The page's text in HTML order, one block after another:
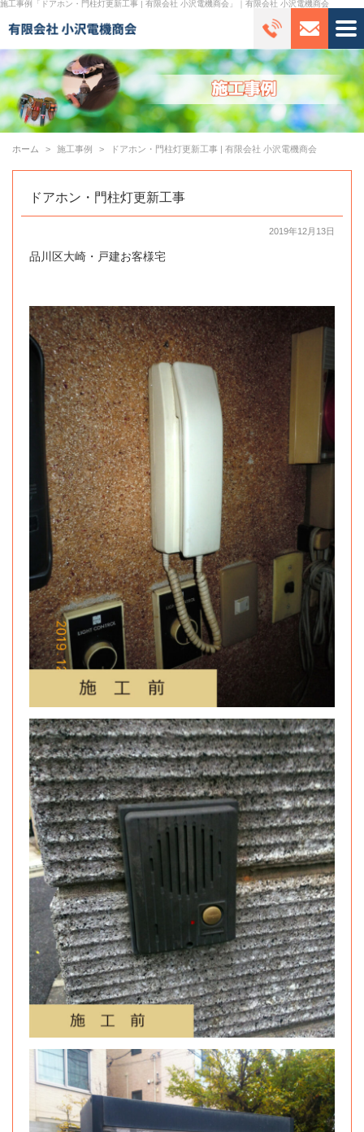
施工事例「ドアホン・門柱灯更新工事 | 有限会社 小沢電機商会」｜有限会社 小沢電機商会
ホーム 施工事例 ドアホン・門柱灯更新工事 | 有限会社 小沢電機商会
ドアホン・門柱灯更新工事
2019年12月13日
品川区大崎・戸建お客様宅